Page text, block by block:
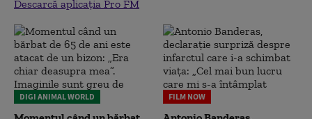
Descarcă aplicația Pro FM
DIGI ANIMAL WORLD FILM NOW